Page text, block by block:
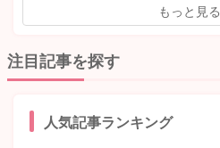
もっと見る
注目記事を探す
人気記事ランキング